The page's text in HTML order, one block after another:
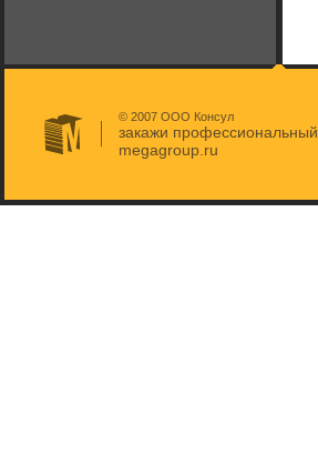
© 2007 ООО Консул
закажи профессиональный
megagroup.ru